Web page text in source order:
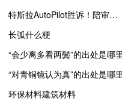
特斯拉AutoPilot胜诉！陪审团认定致命车祸特斯拉不应负责
长弧什么梗
“会少离多看两鬓”的出处是哪里
“对青铜镜认为真”的出处是哪里
环保材料建筑材料